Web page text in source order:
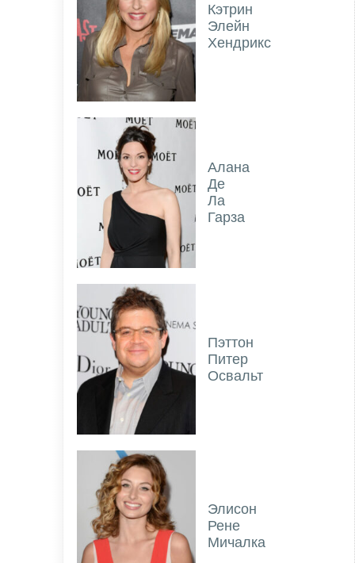
Кэтрин
Элейн
Хендрикс
Алана
Де
Ла
Гарза
Пэттон
Питер
Освальт
Элисон
Рене
Мичалка